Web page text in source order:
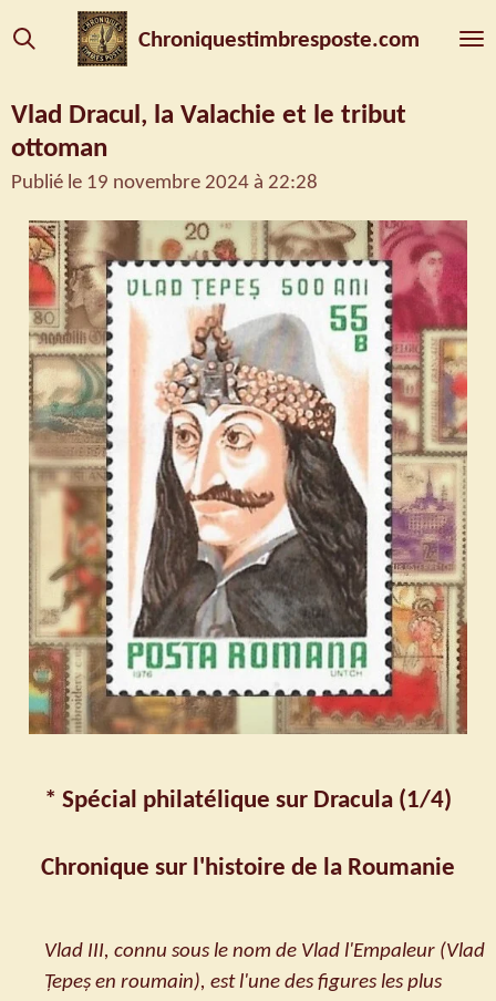
Passer
au
principal
Chroniquestimbresposte.com
Vlad Dracul, la Valachie et le tribut
ottoman
Publié le 19 novembre 2024 à 22:28
* Spécial philatélique sur Dracula (1/4)
Chronique sur l'histoire de la Roumanie
Vlad III, connu sous le nom de Vlad l'Empaleur (Vlad
Țepeș en roumain), est l'une des figures les plus